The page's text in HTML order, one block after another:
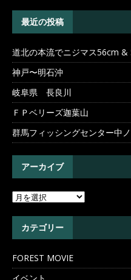
最近の投稿
道北の本流でニジマス56cm &
神戸〜明石沖
岐阜県 長良川
ＦＰベリーズ迦葉山
群馬フィッシングセンター中
アーカイブ
カテゴリー
FOREST MOVIE